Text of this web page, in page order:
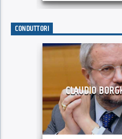
CONDUTTORI
CLAUDIO